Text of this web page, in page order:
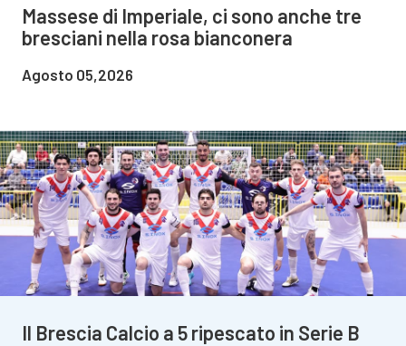
Massese di Imperiale, ci sono anche tre
bresciani nella rosa bianconera
Agosto 05,2026
Il Brescia Calcio a 5 ripescato in Serie B